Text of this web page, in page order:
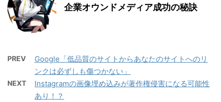
企業オウンドメディア成功の秘訣
PREV
Google「低品質のサイトからあなたのサイトへのリ
ンクは必ずしも傷つかない」
NEXT
Instagramの画像埋め込みが著作権侵害になる可能性
あり！？